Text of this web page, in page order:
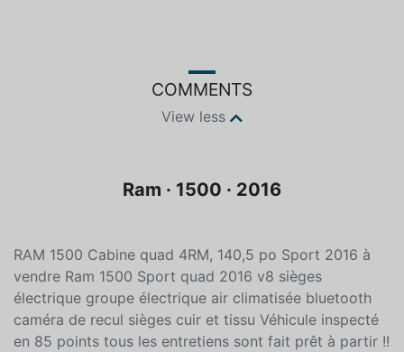
COMMENTS
View less
Ram · 1500 · 2016
RAM 1500 Cabine quad 4RM, 140,5 po Sport 2016 à
vendre Ram 1500 Sport quad 2016 v8 sièges
électrique groupe électrique air climatisée bluetooth
caméra de recul sièges cuir et tissu Véhicule inspecté
en 85 points tous les entretiens sont fait prêt à partir !!